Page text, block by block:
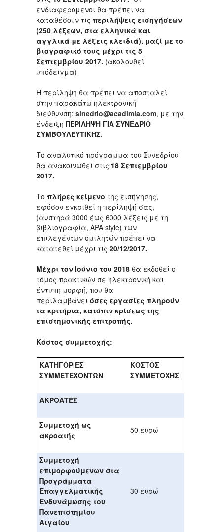
ενδιαφερόμενοι θα πρέπει να
καταθέσουν τις περιλήψεις εισηγήσεων
(250 λέξεων, στα ελληνικά και
αγγλικά με λέξεις κλειδιά), μαζί με το
βιογραφικό τους μέχρι τις 5
Σεπτεμβρίου 2017. (ακολουθεί
υπόδειγμα)
Η περίληψη θα πρέπει να αποσταλεί
στην παρακάτω ηλεκτρονική
διεύθυνση: sinedrio@acadimia.com, με την
ένδειξη ΠΕΡΙΛΗΨΗ ΓΙΑ ΣΥΝΕΔΡΙΟ
ΣΥΜΒΟΥΛΕΥΤΙΚΗΣ.
Το αναλυτικό πρόγραμμα του Συνεδρίου
θα ανακοινωθεί στις 18 Σεπτεμβρίου
2017.
Το πλήρες κείμενο της εισήγησης,
εφόσον εγκριθεί η περίληψή σας,
(αυστηρά 3000 έως 6000 λέξεις με τη
βιβλιογραφία, APA style) των
επιλεγέντων ομιλητών πρέπει να
κατατεθεί μέχρι τις 20/12/2017.
Μέχρι τον Ιούνιο του 2018 θα εκδοθεί ο
τόμος πρακτικών σε ηλεκτρονική και
έντυπη μορφή, που θα
περιλαμβάνει όσες εργασίες πληρούν
τα κριτήρια, κατόπιν κρίσεως της
επιστημονικής επιτροπής.
Κόστος συμμετοχής:
ΚΑΤΗΓΟΡΙΕΣ
ΣΥΜΜΕΤΕΧΟΝΤΩΝ
ΚΟΣΤΟΣ
ΣΥΜΜΕΤΟΧΗΣ
ΑΚΡΟΑΤΕΣ
Συμμετοχή ως
ακροατής
50 ευρώ
Συμμετοχή
επιμορφούμενων στα
Προγράμματα
Επαγγελματικής
Ενδυνάμωσης του
Πανεπιστημίου
Αιγαίου
30 ευρώ